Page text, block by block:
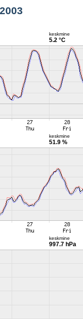
keskmine
5.2 °C
keskmine
51.9 %
keskmine
997.7 hPa